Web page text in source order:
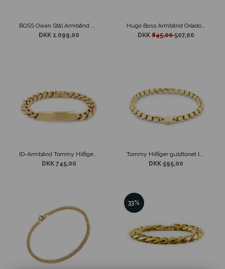
DKK 1.099,00
Hugo Boss Armbånd Orlado Guldtone
DKK845,00507,00
ID-Armbånd Tommy Hilfiger Matslebet Guldtonet Stål
DKK 745,00
Tommy Hilfiger guldtonet lænkearmbånd
DKK 595,00
33%